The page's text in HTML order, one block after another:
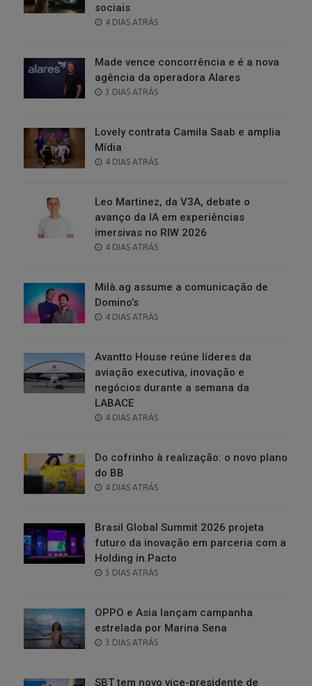
sociais
POSTED
4 DIAS ATRÁS
Made vence concorrência e é a nova
agência da operadora Alares
POSTED
3 DIAS ATRÁS
Lovely contrata Camila Saab e amplia
Mídia
POSTED
4 DIAS ATRÁS
Leo Martinez, da V3A, debate o
avanço da IA em experiências
imersivas no RIW 2026
POSTED
4 DIAS ATRÁS
Milà.ag assume a comunicação de
Domino’s
POSTED
4 DIAS ATRÁS
Avantto House reúne líderes da
aviação executiva, inovação e
negócios durante a semana da
LABACE
POSTED
4 DIAS ATRÁS
Do cofrinho à realização: o novo plano
do BB
POSTED
4 DIAS ATRÁS
Brasil Global Summit 2026 projeta
futuro da inovação em parceria com a
Holding in.Pacto
POSTED
3 DIAS ATRÁS
OPPO e Asia lançam campanha
estrelada por Marina Sena
POSTED
3 DIAS ATRÁS
SBT tem novo vice-presidente de